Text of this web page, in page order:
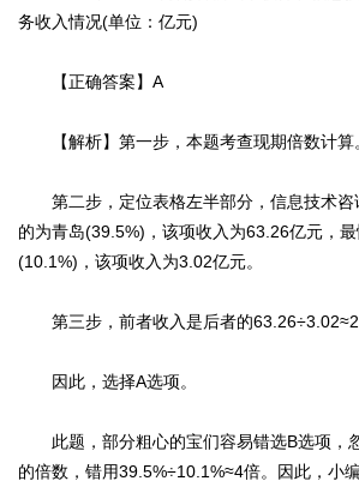
务收入情况(单位：亿元)
【正确答案】A
【解析】第一步，本题考查现期倍数计算
第二步，定位表格左半部分，信息技术咨
的为青岛(39.5%)，该项收入为63.26亿元，
(10.1%)，该项收入为3.02亿元。
第三步，前者收入是后者的
因此，选择A选项。
此题，部分粗心的宝们容易错选B选项，
的倍数，错用39.5%÷10.1%≈4倍。因此，小